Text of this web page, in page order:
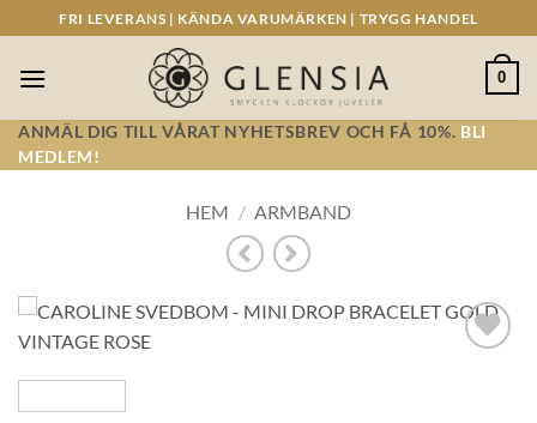
to
content
FRI LEVERANS | KÄNDA VARUMÄRKEN | TRYGG HANDEL
0
ANMÄL DIG TILL VÅRAT NYHETSBREV OCH FÅ 10%. BLI
MEDLEM!
HEM / ARMBAND